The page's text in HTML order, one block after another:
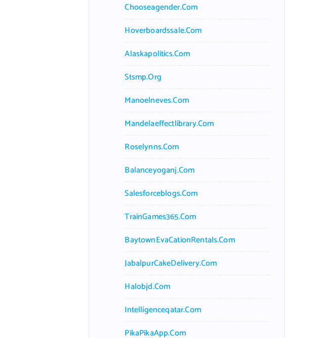
Chooseagender.com
Hoverboardssale.com
Alaskapolitics.com
Stsmp.org
Manoelneves.com
Mandelaeffectlibrary.com
Roselynns.com
Balanceyoganj.com
Salesforceblogs.com
TrainGames365.com
BaytownEvaCationRentals.com
JabalpurCakeDelivery.com
Halobjd.com
Intelligenceqatar.com
PikaPikaApp.com